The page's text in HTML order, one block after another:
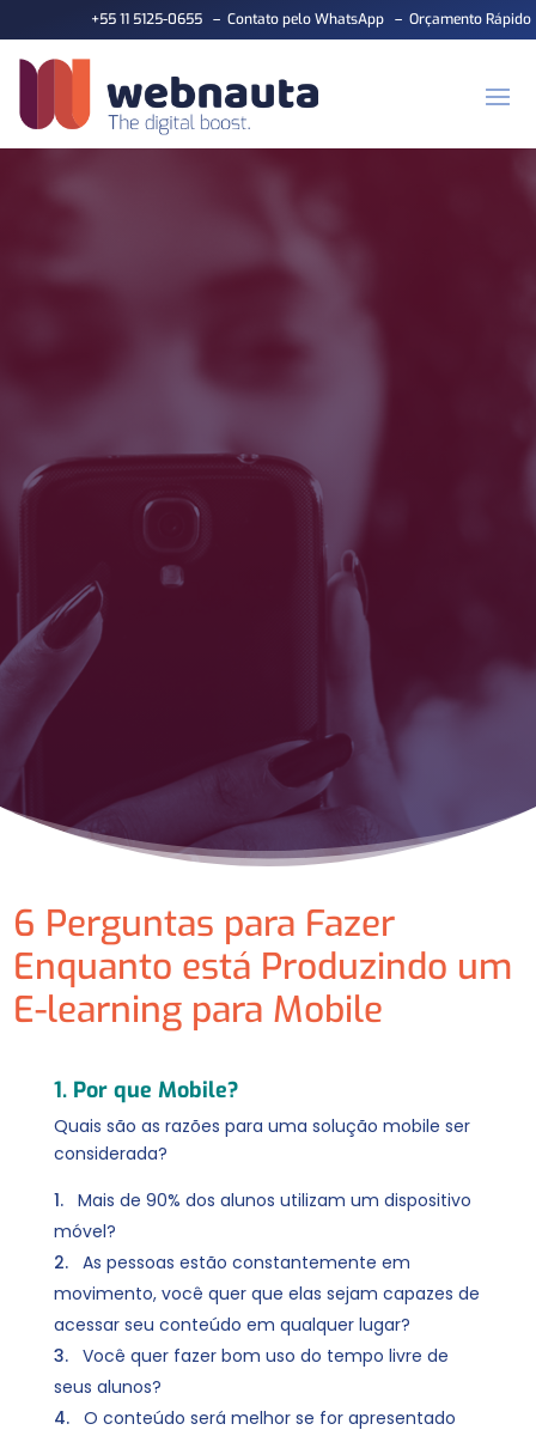
+55 11 5125-0655– Contato pelo WhatsApp– Orçamento Rápido
6 Perguntas para Fazer
Enquanto está Produzindo um
E-learning para Mobile
1. Por que Mobile?
Quais são as razões para uma solução mobile ser
considerada?
Mais de 90% dos alunos utilizam um dispositivo
móvel?
As pessoas estão constantemente em
movimento, você quer que elas sejam capazes de
acessar seu conteúdo em qualquer lugar?
Você quer fazer bom uso do tempo livre de
seus alunos?
O conteúdo será melhor se for apresentado